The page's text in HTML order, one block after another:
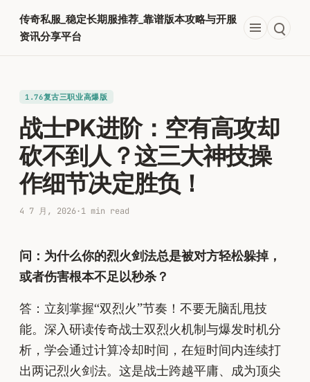
内
传奇私服_稳定长期服推荐_靠谱版本攻略与开服
资讯分享平台
1.76复古三职业高爆版
战士PK进阶：空有高攻却
砍不到人？这三大神技操
作细节决定胜负！
4 7 月, 2026·1 min read
问：为什么你的烈火剑法总是被对方轻松躲掉，
或者伤害根本不足以秒杀？
答：立刻掌握“双烈火”节奏！不要无脑乱甩技
能。深入研读传奇战士双烈火机制与爆发时机分
析，学会通过计算冷却时间，在短时间内连续打
出两记烈火剑法。这是战士跨越平庸、成为顶尖